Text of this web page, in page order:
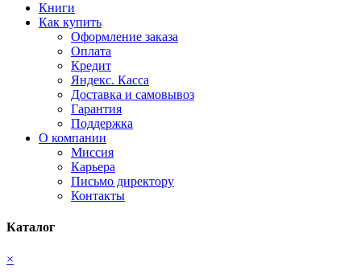
Книги
Как купить
Оформление заказа
Оплата
Кредит
Яндекс. Касса
Доставка и самовывоз
Гарантия
Поддержка
О компании
Миссия
Карьера
Письмо директору
Контакты
Каталог
×